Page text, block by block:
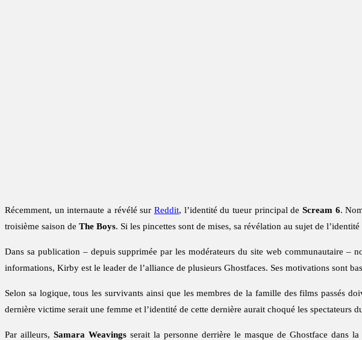
Récemment, un internaute a révélé sur Reddit, l’identité du tueur principal de Scream 6.
troisième saison de The Boys. Si les pincettes sont de mises, sa révélation au sujet de
Dans sa publication – depuis supprimée par les modérateurs du site web communautaire –
informations, Kirby est le leader de l’alliance de plusieurs Ghostfaces. Ses motivations sont
Selon sa logique, tous les survivants ainsi que les membres de la famille des films passés
dernière victime serait une femme et l’identité de cette dernière aurait choqué les spectateurs
Par ailleurs, Samara Weavingsserait la personne derrière le masque de Ghostface dans